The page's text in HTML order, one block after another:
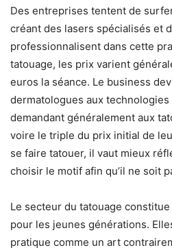
Des entreprises tentent de
créant des lasers spécialisés et
professionnalisent dans cette
tatouage, les prix varient
euros la séance. Le business
dermatologues aux
demandant généralement aux
voire le triple du prix initial de
se faire tatouer, il vaut mieux
choisir le motif afin qu’il ne soit
Le secteur du tatouage
pour les jeunes générations.
pratique comme un art